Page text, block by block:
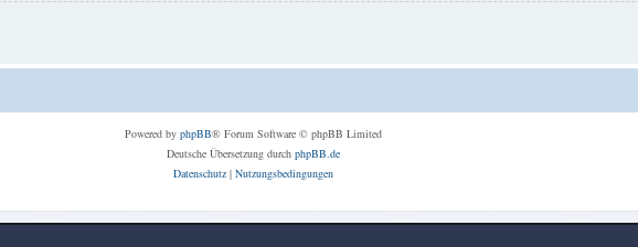
Powered by phpBB® Forum Software © phpBB Limited
Deutsche Übersetzung durch phpBB.de
Datenschutz| Nutzungsbedingungen